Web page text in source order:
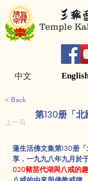
Temple
中文
< Back
第130册「北
上一頁
蓮生活佛文集第130册
享．一九九八年九月於
020豬苗代湖與八戒的